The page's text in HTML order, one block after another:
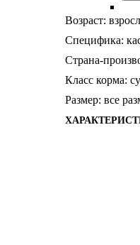
Возраст:
Специфика:
Страна-
Класс корма:
Размер: все